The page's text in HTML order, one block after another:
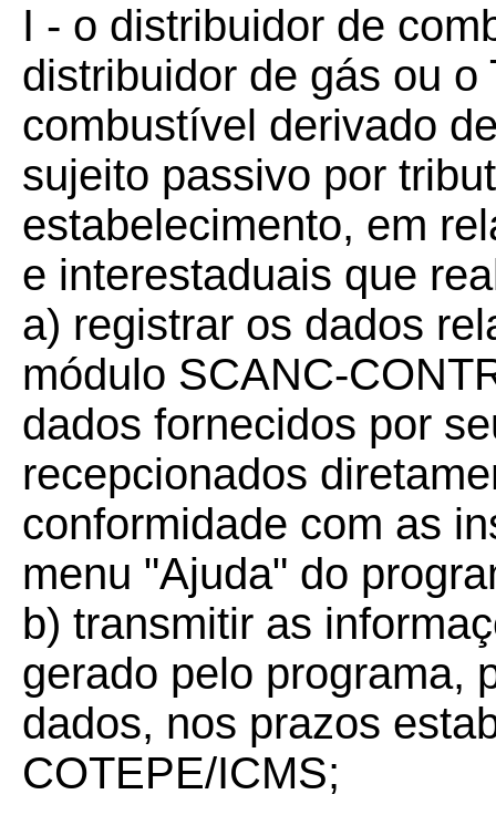
I - o distribuidor de
distribuidor de gás ou
combustível derivado
sujeito passivo por
estabelecimento, em
e interestaduais que
a) registrar os dados
módulo SCANC-
dados fornecidos por
recepcionados
conformidade com as
menu "Ajuda" do
b) transmitir as
gerado pelo programa,
dados, nos prazos
COTEPE/ICMS;